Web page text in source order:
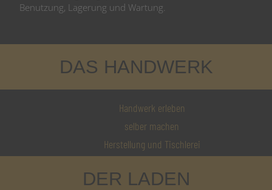
Benutzung, Lagerung und Wartung.
DAS HANDWERK
Handwerk erleben
selber machen
Herstellung und Tischlerei
DER LADEN